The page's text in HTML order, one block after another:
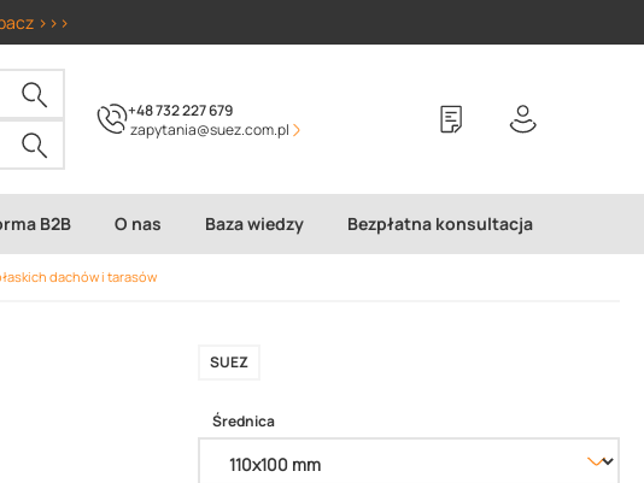
>>>
+48 732 227 679
zapytania@suez.com.pl
B2B O nas Baza wiedzy Bezpłatna konsultacja
dachów i tarasów
SUEZ
Średnica